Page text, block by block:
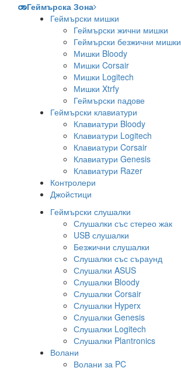
Геймърска Зона
Геймърски мишки
Геймърски жични мишки
Геймърски безжични мишки
Мишки Bloody
Мишки Corsair
Мишки Logitech
Мишки Xtrfy
Геймърски падове
Геймърски клавиатури
Клавиатури Bloody
Клавиатури Logitech
Клавиатури Corsair
Клавиатури Genesis
Клавиатури Razer
Контролери
Джойстици
Геймърски слушалки
Слушалки със стерео жак
USB слушалки
Безжични слушалки
Слушалки със съраунд
Слушалки ASUS
Слушалки Bloody
Слушалки Corsair
Слушалки Hyperx
Слушалки Genesis
Слушалки Logitech
Слушалки Plantronics
Волани
Волани за PC